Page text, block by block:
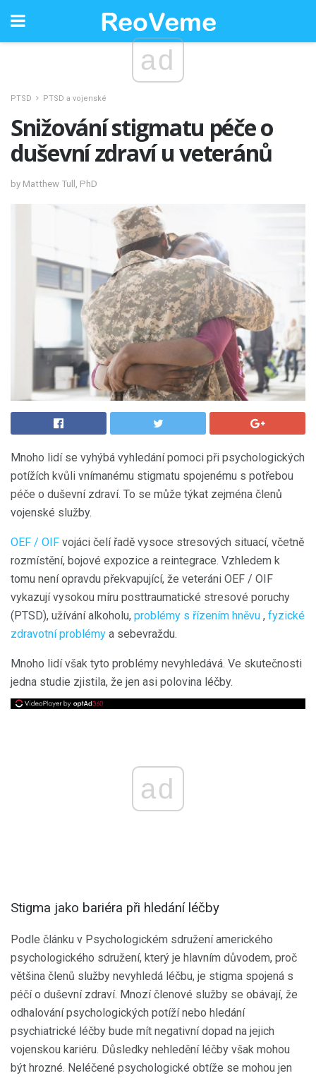
ad
PTSD PTSD a vojenské
Snižování stigmatu péče o
duševní zdraví u veteránů
by Matthew Tull, PhD
Mnoho lidí se vyhýbá vyhledání pomoci při psychologických
potížích kvůli vnímanému stigmatu spojenému s potřebou
péče o duševní zdraví. To se může týkat zejména členů
vojenské služby.
OEF / OIF vojáci čelí řadě vysoce stresových situací, včetně
rozmístění, bojové expozice a reintegrace. Vzhledem k
tomu není opravdu překvapující, že veteráni OEF / OIF
vykazují vysokou míru posttraumatické stresové poruchy
(PTSD), užívání alkoholu, problémy s řízením hněvu , fyzické
zdravotní problémy a sebevraždu.
Mnoho lidí však tyto problémy nevyhledává. Ve skutečnosti
jedna studie zjistila, že jen asi polovina léčby.
ad
Stigma jako bariéra při hledání léčby
Podle článku v Psychologickém sdružení amerického
psychologického sdružení, který je hlavním důvodem, proč
většina členů služby nevyhledá léčbu, je stigma spojená s
péčí o duševní zdraví. Mnozí členové služby se obávají, že
odhalování psychologických potíží nebo hledání
psychiatrické léčby bude mít negativní dopad na jejich
vojenskou kariéru. Důsledky nehledění léčby však mohou
být hrozné. Neléčené psychologické obtíže se mohou jen